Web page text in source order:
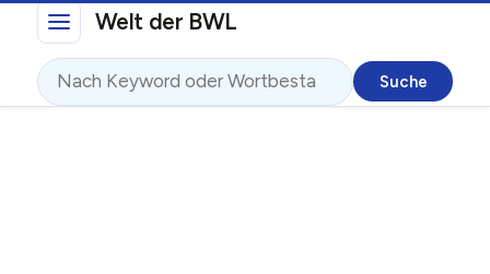
Direkt zum InhaltWelt der BWL
Suche